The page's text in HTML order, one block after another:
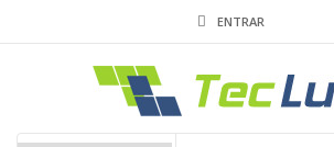
ENTRAR